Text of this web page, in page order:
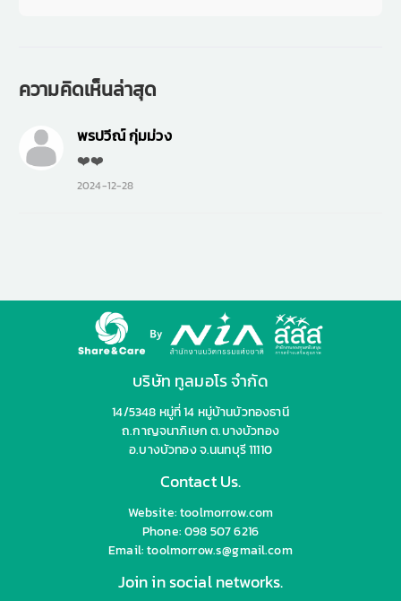
ความคิดเห็นล่าสุด
พรปวีณ์ กุ่มม่วง
❤️❤️
2024-12-28
บริษัท ทูลมอโร จำกัด
14/5348 หมู่ที่ 14 หมู่บ้านบัวทองธานี
ถ.กาญจนาภิเษก ต.บางบัวทอง
อ.บางบัวทอง จ.นนทบุรี 11110
Contact Us.
Website: toolmorrow.com
Phone: 098 507 6216
Email: toolmorrow.s@gmail.com
Join in social networks.